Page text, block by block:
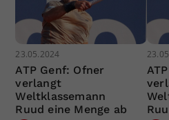
23.05.2024
ATP Genf: Ofner
verlangt
Weltklassemann
Ruud eine Menge ab